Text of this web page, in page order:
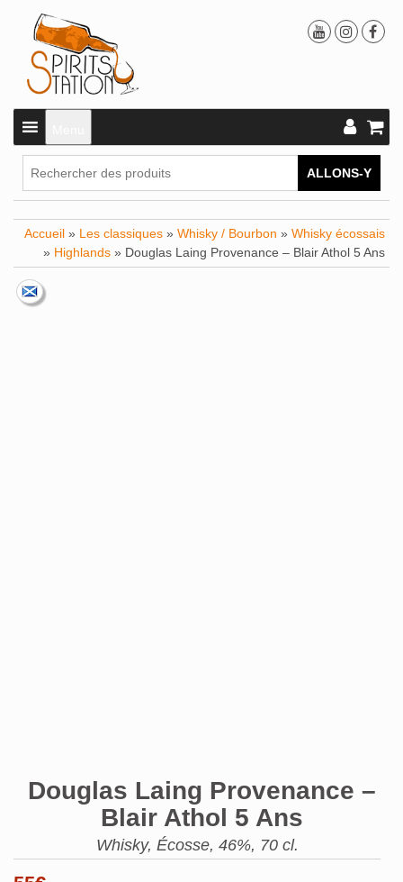
ALLONS-Y
Accueil » Les classiques » Whisky / Bourbon » Whisky écossais
» Highlands » Douglas Laing Provenance – Blair Athol 5 Ans
Douglas Laing Provenance –
Blair Athol 5 Ans
Whisky, Écosse, 46%, 70 cl.